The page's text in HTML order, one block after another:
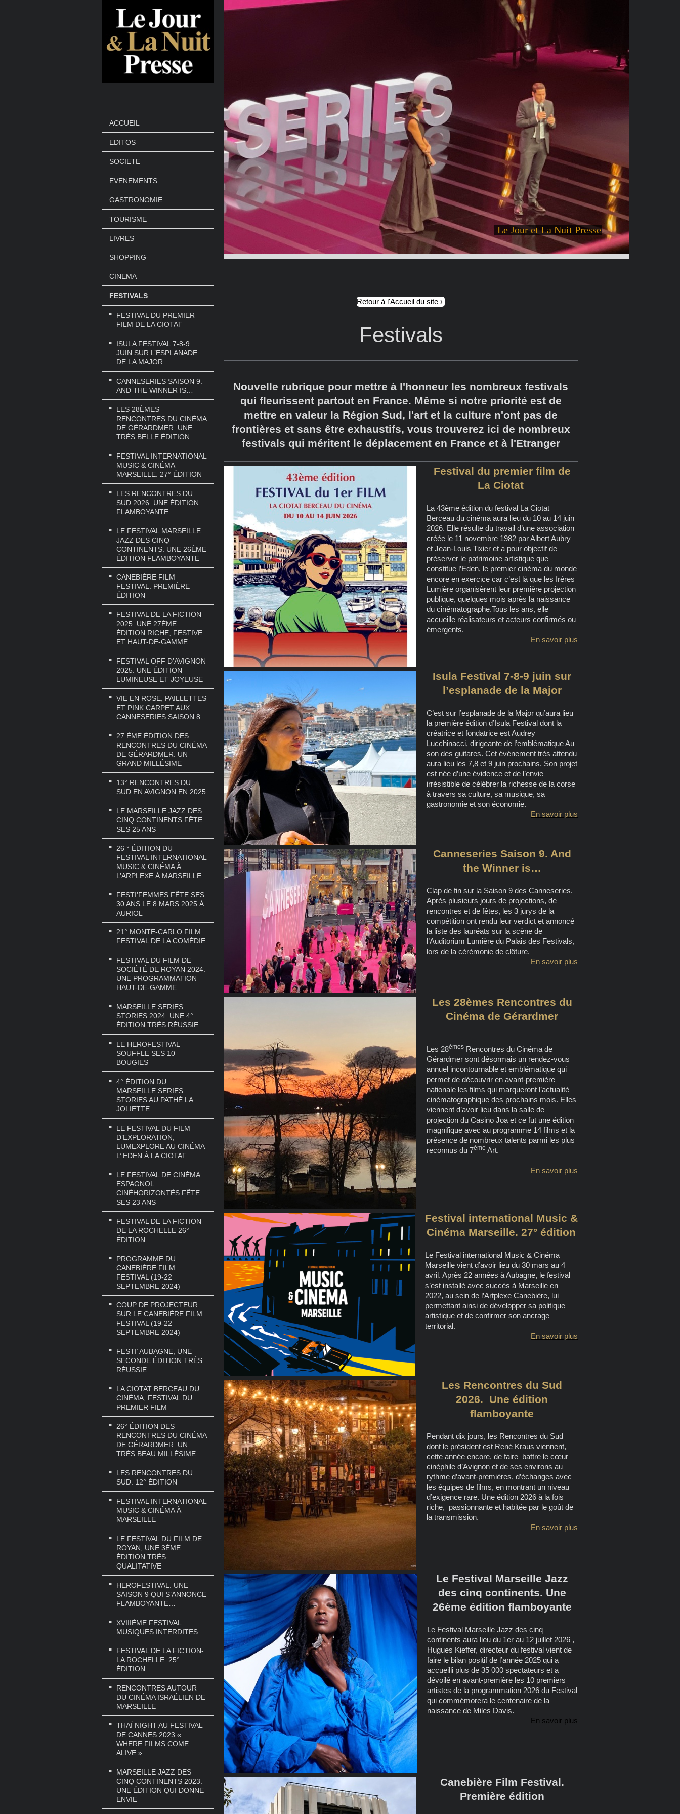
ACCUEIL
EDITOS
SOCIETE
EVENEMENTS
GASTRONOMIE
TOURISME
LIVRES
SHOPPING
CINEMA
FESTIVALS
FESTIVAL DU PREMIER
FILM DE LA CIOTAT
ISULA FESTIVAL 7-8-9
JUIN SUR L’ESPLANADE
DE LA MAJOR
CANNESERIES SAISON 9.
AND THE WINNER IS…
LES 28ÈMES
RENCONTRES DU CINÉMA
DE GÉRARDMER. UNE
TRÈS BELLE ÉDITION
FESTIVAL INTERNATIONAL
MUSIC & CINÉMA
MARSEILLE. 27° ÉDITION
LES RENCONTRES DU
SUD 2026. UNE ÉDITION
FLAMBOYANTE
LE FESTIVAL MARSEILLE
JAZZ DES CINQ
CONTINENTS. UNE 26ÈME
ÉDITION FLAMBOYANTE
CANEBIÈRE FILM
FESTIVAL. PREMIÈRE
ÉDITION
FESTIVAL DE LA FICTION
2025. UNE 27ÈME
ÉDITION RICHE, FESTIVE
ET HAUT-DE-GAMME
FESTIVAL OFF D’AVIGNON
2025. UNE ÉDITION
LUMINEUSE ET JOYEUSE
VIE EN ROSE, PAILLETTES
ET PINK CARPET AUX
CANNESERIES SAISON 8
27 ÈME ÉDITION DES
RENCONTRES DU CINÉMA
DE GÉRARDMER. UN
GRAND MILLÉSIME
13° RENCONTRES DU
SUD EN AVIGNON EN 2025
LE MARSEILLE JAZZ DES
CINQ CONTINENTS FÊTE
SES 25 ANS
26 ° ÉDITION DU
FESTIVAL INTERNATIONAL
MUSIC & CINÉMA À
L’ARPLEXE À MARSEILLE
FESTI’FEMMES FÊTE SES
30 ANS LE 8 MARS 2025 À
AURIOL
21° MONTE-CARLO FILM
FESTIVAL DE LA COMÉDIE
FESTIVAL DU FILM DE
SOCIÉTÉ DE ROYAN 2024.
UNE PROGRAMMATION
HAUT-DE-GAMME
MARSEILLE SERIES
STORIES 2024. UNE 4°
ÉDITION TRÈS RÉUSSIE
LE HEROFESTIVAL
SOUFFLE SES 10
BOUGIES
4° ÉDITION DU
MARSEILLE SERIES
STORIES AU PATHÉ LA
JOLIETTE
LE FESTIVAL DU FILM
D’EXPLORATION,
LUMEXPLORE AU CINÉMA
L’ EDEN À LA CIOTAT
LE FESTIVAL DE CINÉMA
ESPAGNOL
CINÉHORIZONTÈS FÊTE
SES 23 ANS
FESTIVAL DE LA FICTION
DE LA ROCHELLE 26°
ÉDITION
PROGRAMME DU
CANEBIÈRE FILM
FESTIVAL (19-22
SEPTEMBRE 2024)
COUP DE PROJECTEUR
SUR LE CANEBIÈRE FILM
FESTIVAL (19-22
SEPTEMBRE 2024)
FESTI’ AUBAGNE, UNE
SECONDE ÉDITION TRÈS
RÉUSSIE
LA CIOTAT BERCEAU DU
CINÉMA, FESTIVAL DU
PREMIER FILM
26° ÉDITION DES
RENCONTRES DU CINÉMA
DE GÉRARDMER. UN
TRÈS BEAU MILLÉSIME
LES RENCONTRES DU
SUD. 12° ÉDITION
FESTIVAL INTERNATIONAL
MUSIC & CINÉMA À
MARSEILLE
LE FESTIVAL DU FILM DE
ROYAN, UNE 3ÈME
ÉDITION TRÈS
QUALITATIVE
HEROFESTIVAL. UNE
SAISON 9 QUI S’ANNONCE
FLAMBOYANTE…
XVIIIÈME FESTIVAL
MUSIQUES INTERDITES
FESTIVAL DE LA FICTION-
LA ROCHELLE. 25°
ÉDITION
RENCONTRES AUTOUR
DU CINÉMA ISRAÉLIEN DE
MARSEILLE
THAÏ NIGHT AU FESTIVAL
DE CANNES 2023 «
WHERE FILMS COME
ALIVE »
MARSEILLE JAZZ DES
CINQ CONTINENTS 2023.
UNE ÉDITION QUI DONNE
ENVIE
Le Jour et La Nuit Presse
Retour à l'Accueil du site
Festivals
Nouvelle rubrique pour mettre à l'honneur les nombreux festivals
qui fleurissent partout en France. Même si notre priorité est de
mettre en valeur la Région Sud, l'art et la culture n'ont pas de
frontières et sans être exhaustifs, vous trouverez ici de nombreux
festivals qui méritent le déplacement en France et à l'Etranger
Festival du premier film de
La Ciotat
La 43ème édition du festival La Ciotat
Berceau du cinéma aura lieu du 10 au 14 juin
2026. Elle résulte du travail d’une association
créée le 11 novembre 1982 par Albert Aubry
et Jean-Louis Tixier et a pour objectif de
préserver le patrimoine artistique que
constitue l’Eden, le premier cinéma du monde
encore en exercice car c’est là que les frères
Lumière organisèrent leur première projection
publique, quelques mois après la naissance
du cinématographe.Tous les ans, elle
accueille réalisateurs et acteurs confirmés ou
émergents.
En savoir plus
Isula Festival 7-8-9 juin sur
l’esplanade de la Major
C’est sur l’esplanade de la Major qu’aura lieu
la première édition d’Isula Festival dont la
créatrice et fondatrice est Audrey
Lucchinacci, dirigeante de l’emblématique Au
son des guitares. Cet événement très attendu
aura lieu les 7,8 et 9 juin prochains. Son projet
est née d’une évidence et de l’envie
irrésistible de célébrer la richesse de la corse
à travers sa culture, sa musique, sa
gastronomie et son économie.
En savoir plus
Canneseries Saison 9. And
the Winner is…
Clap de fin sur la Saison 9 des Canneseries.
Après plusieurs jours de projections, de
rencontres et de fêtes, les 3 jurys de la
compétition ont rendu leur verdict et annoncé
la liste des lauréats sur la scène de
l’Auditorium Lumière du Palais des Festivals,
lors de la cérémonie de clôture.
En savoir plus
Les 28èmes Rencontres du
Cinéma de Gérardmer
Les 28èmesRencontres du Cinéma de
Gérardmer sont désormais un rendez-vous
annuel incontournable et emblématique qui
permet de découvrir en avant-première
nationale les films qui marqueront l’actualité
cinématographique des prochains mois. Elles
viennent d’avoir lieu dans la salle de
projection du Casino Joa et ce fut une édition
magnifique avec au programme 14 films et la
présence de nombreux talents parmi les plus
reconnus du 7ème Art.
En savoir plus
Festival international Music &
Cinéma Marseille. 27° édition
Le Festival international Music & Cinéma
Marseille vient d’avoir lieu du 30 mars au 4
avril. Après 22 années à Aubagne, le festival
s’est installé avec succès à Marseille en
2022, au sein de l’Artplexe Canebière, lui
permettant ainsi de développer sa politique
artistique et de confirmer son ancrage
territorial.
En savoir plus
Les Rencontres du Sud
2026. Une édition
flamboyante
Pendant dix jours, les Rencontres du Sud
dont le président est René Kraus viennent,
cette année encore, de faire battre le cœur
cinéphile d’Avignon et de ses environs au
rythme d’avant-premières, d’échanges avec
les équipes de films, en montrant un niveau
d’exigence rare. Une édition 2026 à la fois
riche, passionnante et habitée par le goût de
la transmission.
En savoir plus
Le Festival Marseille Jazz
des cinq continents. Une
26ème édition flamboyante
Le Festival Marseille Jazz des cinq
continents aura lieu du 1er au 12 juillet 2026 ,
Hugues Kieffer, directeur du festival vient de
faire le bilan positif de l’année 2025 qui a
accueilli plus de 35 000 spectateurs et a
dévoilé en avant-première les 10 premiers
artistes de la programmation 2026 du Festival
qui commémorera le centenaire de la
naissance de Miles Davis.
En savoir plus
Canebière Film Festival.
Première édition